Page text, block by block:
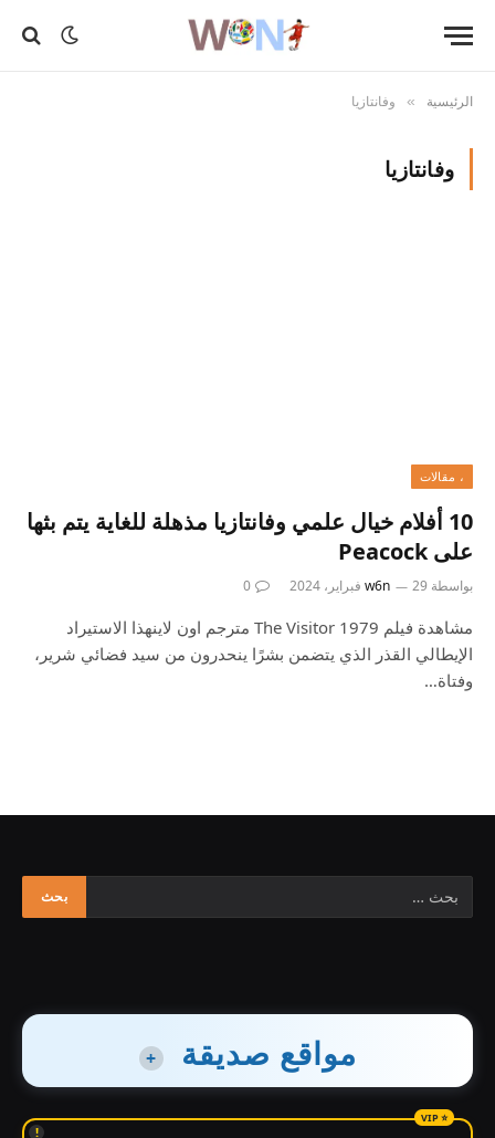
الرئيسية » وفانتازيا
وفانتازيا
، مقالات
10 أفلام خيال علمي وفانتازيا مذهلة للغاية يتم بثها
على Peacock
بواسطة w6n 29 فبراير، 2024 0
مشاهدة فيلم The Visitor 1979 مترجم اون لاينهذا الاستيراد
الإيطالي القذر الذي يتضمن بشرًا ينحدرون من سيد فضائي شرير،
وفتاة…
مواقع صديقة +
!